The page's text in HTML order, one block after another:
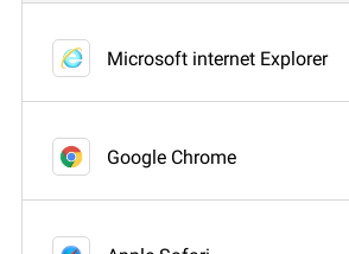
Microsoft internet Explorer
Google Chrome